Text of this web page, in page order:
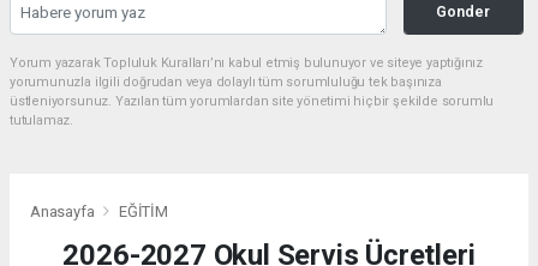
Gonder
Yorum yazarak Topluluk Kuralları’nı kabul etmiş bulunuyor ve siteye yaptığınız
yorumunuzla ilgili doğrudan veya dolaylı tüm sorumluluğu tek başınıza
üstleniyorsunuz. Yazılan tüm yorumlardan site yönetimi hiçbir şekilde sorumlu
tutulamaz.
Anasayfa EĞİTİM
2026-2027 Okul Servis Ücretleri